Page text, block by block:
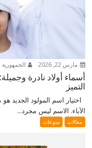
مارس 22, 2026 الجمهورية
أسماء أولاد نادرة
التميز
اختيار اسم المولود الجديد
الآباء. الاسم ليس مجرد...
مقالات منوعات